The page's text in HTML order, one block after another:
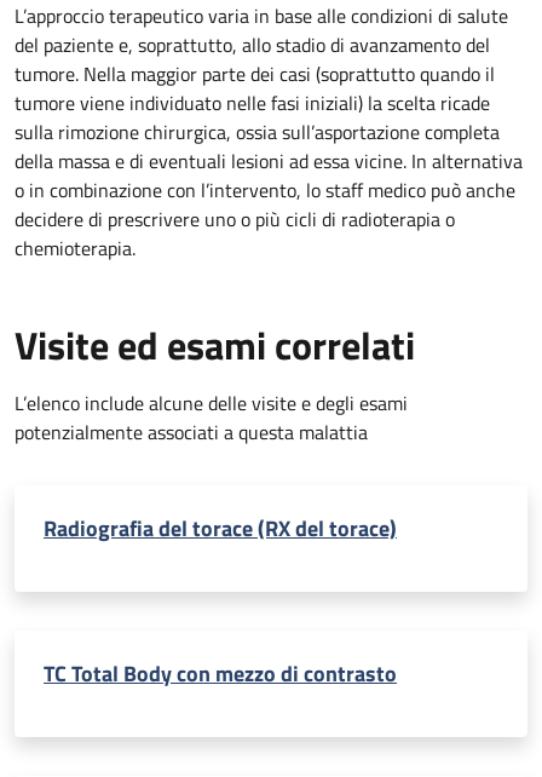
L’approccio terapeutico varia in base alle condizioni di salute
del paziente e, soprattutto, allo stadio di avanzamento del
tumore. Nella maggior parte dei casi (soprattutto quando il
tumore viene individuato nelle fasi iniziali) la scelta ricade
sulla rimozione chirurgica, ossia sull’asportazione completa
della massa e di eventuali lesioni ad essa vicine. In alternativa
o in combinazione con l’intervento, lo staff medico può anche
decidere di prescrivere uno o più cicli di radioterapia o
chemioterapia.
Visite ed esami correlati
L’elenco include alcune delle visite e degli esami
potenzialmente associati a questa malattia
Radiografia del torace (RX del torace)
TC Total Body con mezzo di contrasto